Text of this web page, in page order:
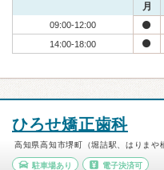
月
09:00-12:00
14:00-18:00
ひろせ矯正歯科
高知県高知市堺町（堀詰駅、はりまや
駐車場あり 電子決済可